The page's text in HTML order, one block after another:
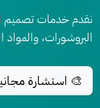
نقدم خدمات تصميم
البروشورات،
🎨 استشارة